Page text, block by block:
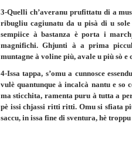
3-Quelli ch’averanu prufittatu di a
ribugliu cagiunatu da u pisà di u
sempiice à bastanza è porta i
magnifichi. Ghjunti à a prima
muntagne à voline più, avale u più sò e
4-Issa tappa, s’omu a cunnosce
vulè quantunque à incalcà nantu e so
ma sticchita, ramenta puru à tutta a
pè issi chjassi ritti ritti. Omu si sfiata
saccu, in issa fine di sventura, hè